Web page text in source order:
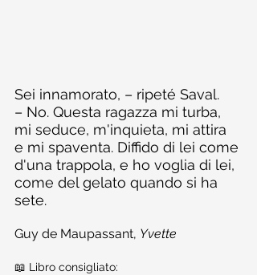
Sei innamorato, – ripeté Saval.
– No. Questa ragazza mi turba,
mi seduce, m'inquieta, mi attira
e mi spaventa. Diffido di lei come
d'una trappola, e ho voglia di lei,
come del gelato quando si ha
sete.
Guy de Maupassant, Yvette
📖 Libro consigliato: